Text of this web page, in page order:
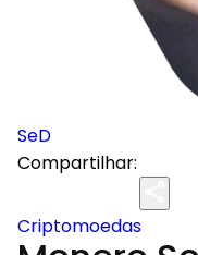
SeD
Compartilhar:
Criptomoedas